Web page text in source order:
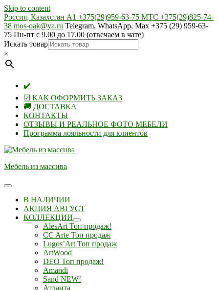
Skip to content
Россия, Казахстан А1 +375(29)959-63-75 МТС +375(29)825-74-
38 mos-oak@ya.ru Telegram, WhatsApp, Max +375 (29) 959-63-
75 Пн-пт с 9.00 до 17.00 (отвечаем в чате)
Искать товар
×
✔️
☑ КАК ОФОРМИТЬ ЗАКАЗ
🚚 ДОСТАВКА
КОНТАКТЫ
ОТЗЫВЫ И РЕАЛЬНОЕ ФОТО МЕБЕЛИ
Программа лояльности для клиентов
Мебель из массива
В НАЛИЧИИ
АКЦИЯ АВГУСТ
КОЛЛЕКЦИИ
AlesArt Топ продаж!
CC Arte Топ продаж
Lugos’Art Топ продаж
ArtWood
DEO Топ продаж!
Amandi
Sand NEW!
Атланта